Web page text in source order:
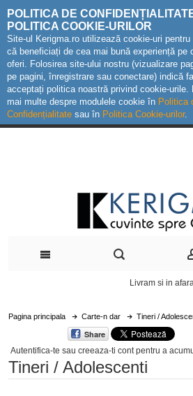
POLITICA DE
POLITICA COOKIE-URILOR
Site-ul Kerigma.ro utilizează cookie-uri
că beneficiați de cea mai bună experiență pe
oferi. Folosirea site-ului nostru (vizualizare
pe pagini, înregistrare sau conectare) indică
acceptați politica noastră privind cookie-urile.
mai multe despre modulele cookie în Politica
Confidențialitate sau în Politica Cookie-urilor.
Livram si in
Pagina principala Carte-n dar Tineri /
Share
Autentifica-te sau creeaza-ti contpentru a
Tineri / Adolescenti